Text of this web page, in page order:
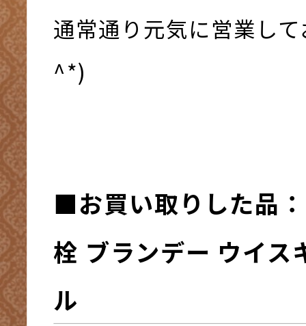
通常通り元気に営業し
^*)
■お買い取りした品
栓 ブランデー ウイス
ル